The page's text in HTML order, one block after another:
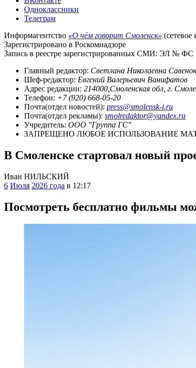
Одноклассники
Телеграм
Информагентство «О чём говорит Смоленск» (сетевое
Зарегистрировано в Роскомнадзоре
Запись в реестре зарегистрированных СМИ: ЭЛ № ФС
Главный редактор: Светлана Николаевна Савенок
Шеф-редактор: Евгений Валерьевич Ванифатов
Адрес редакции: 214000,Смоленская обл, г.
Телефон: +7 (920) 668-05-20
Почта(отдел новостей): press@smolensk-i.ru
Почта(отдел рекламы): smolredaktor@yandex.ru
Учредитель: ООО "Группа ГС"
ЗАПРЕЩЕНО ЛЮБОЕ ИСПОЛЬЗОВАНИЕ
В Смоленске стартовал новый
Иван НИЛЬСКИЙ
6 Июля 2026 года в 12:17
Посмотреть бесплатно фильмы